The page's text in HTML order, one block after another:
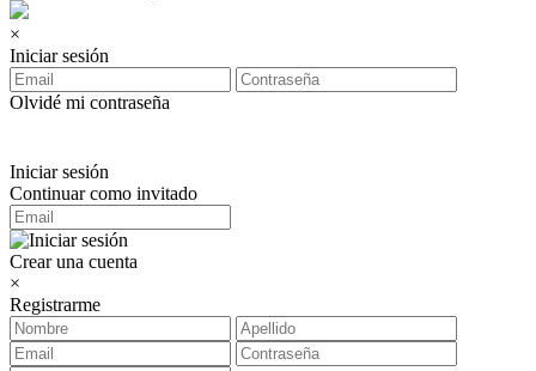
×
Iniciar sesión
Olvidé mi contraseña
Iniciar sesión
Continuar como invitado
Crear una cuenta
×
Registrarme